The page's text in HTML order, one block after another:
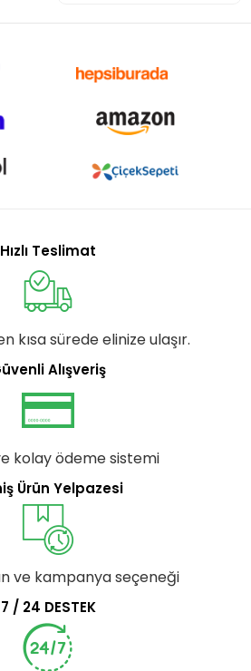
Hızlı Teslimat
kısa sürede elinize ulaşır.
Alışveriş
kolay ödeme sistemi
Ürün Yelpazesi
ve kampanya seçeneği
7 / 24 DESTEK